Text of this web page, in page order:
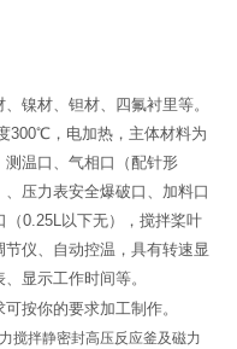
镍材、钽材、四氟衬里等。
300℃，电加热，主体材料为
测温口、气相口（配针形
压力表安全爆破口、加料口
（0.25L以下无），搅拌桨叶
仪、自动控温，具有转速显
显示工作时间等。
按你的要求加工制作。
搅拌静密封高压反应釜及磁力